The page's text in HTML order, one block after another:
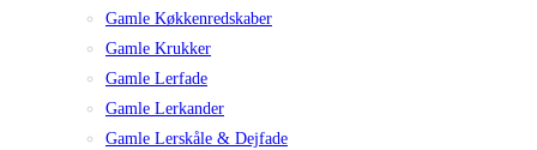
Gamle Køkkenredskaber
Gamle Krukker
Gamle Lerfade
Gamle Lerkander
Gamle Lerskåle & Dejfade